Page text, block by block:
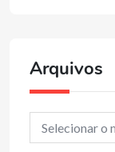
Arquivos
Arquivos